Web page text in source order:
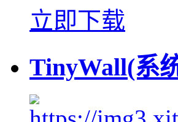
立即下载
TinyWall(系